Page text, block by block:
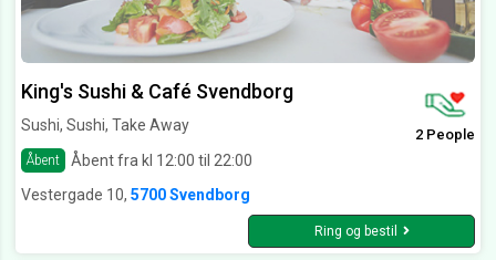
King's Sushi & Café Svendborg
Sushi, Sushi, Take Away
Åbent Åbent fra kl 12:00 til 22:00
2 People
Vestergade 10, 5700 Svendborg
Ring og bestil